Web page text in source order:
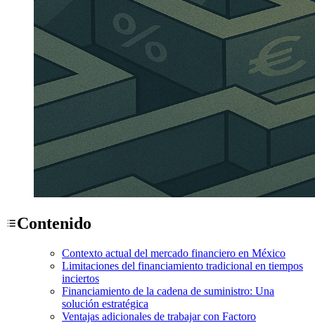
Contenido
Contexto actual del mercado financiero en México
Limitaciones del financiamiento tradicional en tiempos
inciertos
Financiamiento de la cadena de suministro: Una
solución estratégica
Ventajas adicionales de trabajar con Factoro